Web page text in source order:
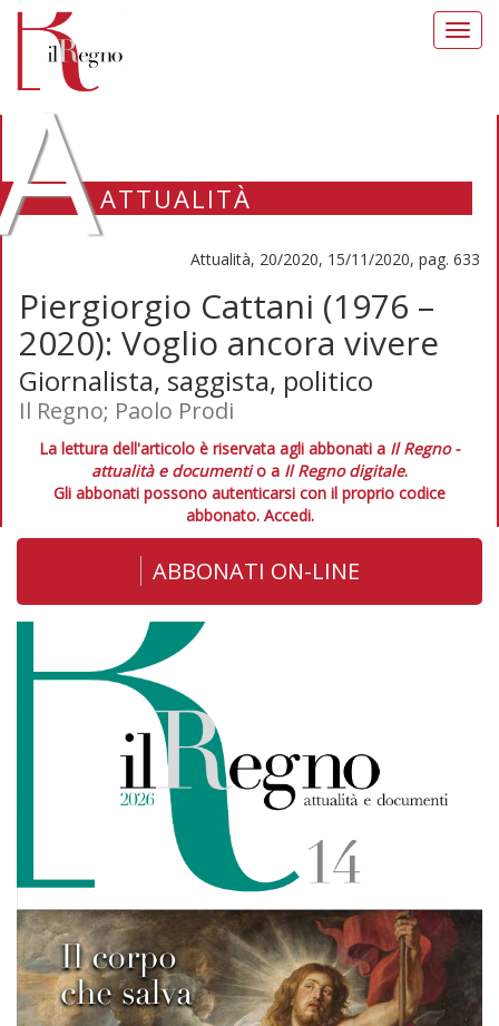
ATTUALITÀ
Attualità, 20/2020, 15/11/2020, pag. 633
Piergiorgio Cattani (1976 –
2020): Voglio ancora vivere
Giornalista, saggista, politico
Il Regno; Paolo Prodi
La lettura dell'articolo è riservata agli abbonati a Il Regno -
attualità e documentio a Il Regno digitale.
Gli abbonati possono autenticarsi con il proprio codice
abbonato. Accedi.
ABBONATI ON-LINE